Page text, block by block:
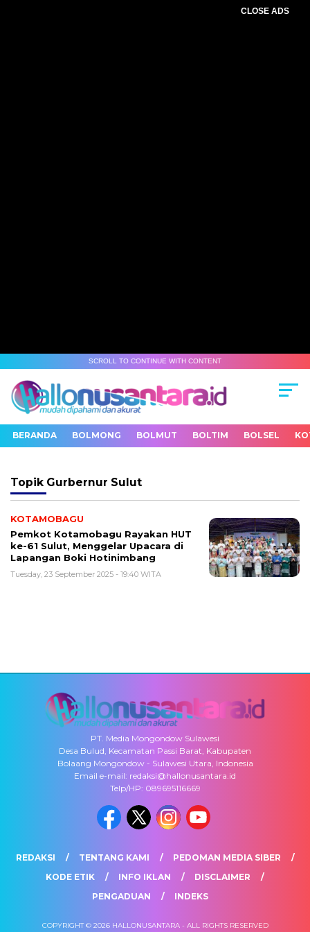
CLOSE ADS
SCROLL TO CONTINUE WITH CONTENT
BERANDA BOLMONG BOLMUT BOLTIM BOLSEL
Topik Gurbernur Sulut
KOTAMOBAGU
Pemkot Kotamobagu Rayakan HUT
ke-61 Sulut, Menggelar Upacara di
Lapangan Boki Hotinimbang
Tuesday, 23 September 2025 - 19:40 WITA
PT. Media Mongondow Sulawesi
Desa Bulud, Kecamatan Passi Barat, Kabupaten
Bolaang Mongondow - Sulawesi Utara, Indonesia
Email e-mail: redaksi@hallonusantara.id
Telp/HP: 089695116669
REDAKSI TENTANG KAMI
PEDOMAN MEDIA SIBER
KODE ETIK
INFO IKLAN
DISCLAIMER
PENGADUAN
INDEKS
COPYRIGHT © 2026 HALLONUSANTARA - ALL RIGHTS RESERVED